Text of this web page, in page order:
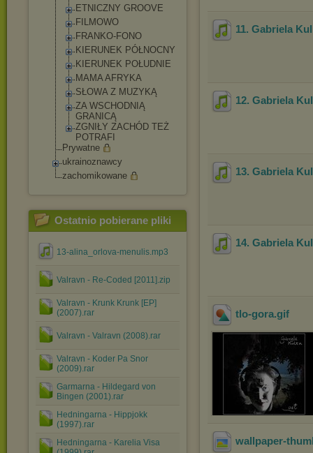
ETNICZNY GROOVE
FILMOWO
FRANKO-FONO
KIERUNEK PÓŁNOCNY
KIERUNEK POŁUDNIE
MAMA AFRYKA
SŁOWA Z MUZYKĄ
ZA WSCHODNIĄ
GRANICĄ
ZGNIŁY ZACHÓD TEŻ
POTRAFI
Prywatne
ukrainoznawcy
zachomikowane
Ostatnio pobierane pliki
13-alina_orlova-menulis.mp3
Valravn - Re-Coded [2011].zip
Valravn - Krunk Krunk [EP]
(2007).rar
Valravn - Valravn (2008).rar
Valravn - Koder Pa Snor
(2009).rar
Garmarna - Hildegard von
Bingen (2001).rar
Hedningarna - Hippjokk
(1997).rar
Hedningarna - Karelia Visa
11. Gabriela
12. Gabriela
13. Gabriela
14. Gabriela
tlo-gora.gif
wallpaper-